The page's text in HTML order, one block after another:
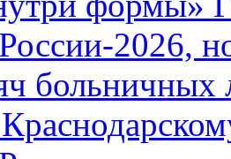
2026,
больничных